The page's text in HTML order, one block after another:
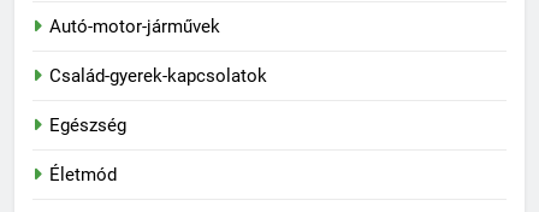
Autó-motor-járművek
Család-gyerek-kapcsolatok
Egészség
Életmód